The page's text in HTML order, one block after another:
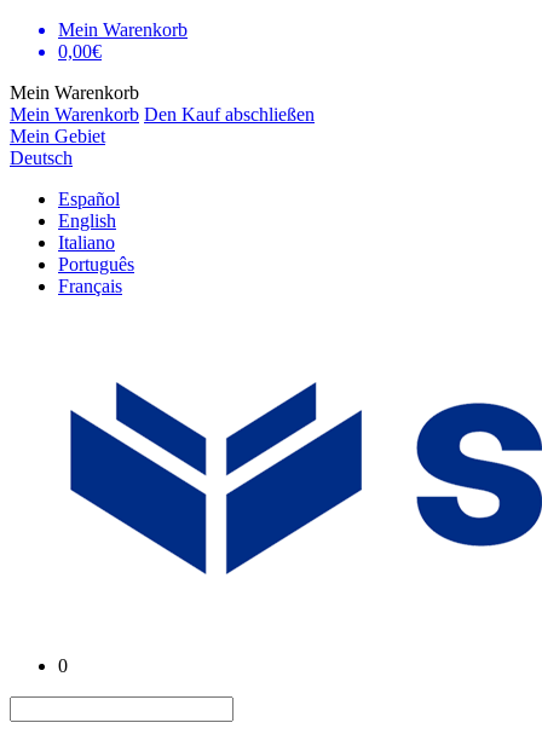
Mein Warenkorb
0,00€
Mein Warenkorb
Mein Warenkorb Den Kauf abschließen
Mein Gebiet
Deutsch
Español
English
Italiano
Português
Français
0